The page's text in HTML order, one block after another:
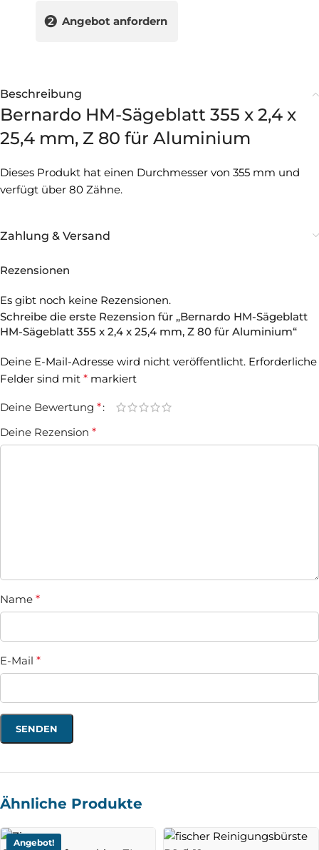
❷ Angebot anfordern
Beschreibung
Bernardo HM-Sägeblatt 355 x 2,4 x
25,4 mm, Z 80 für Aluminium
Dieses Produkt hat einen Durchmesser von 355 mm und
verfügt über 80 Zähne.
Zahlung & Versand
Rezensionen
Es gibt noch keine Rezensionen.
Schreibe die erste Rezension für „Bernardo HM-Sägeblatt
HM-Sägeblatt 355 x 2,4 x 25,4 mm, Z 80 für Aluminium“
Deine E-Mail-Adresse wird nicht veröffentlicht. Erforderliche
Felder sind mit * markiert
Deine Bewertung *
Deine Rezension *
Name *
E-Mail *
Ähnliche Produkte
Angebot!